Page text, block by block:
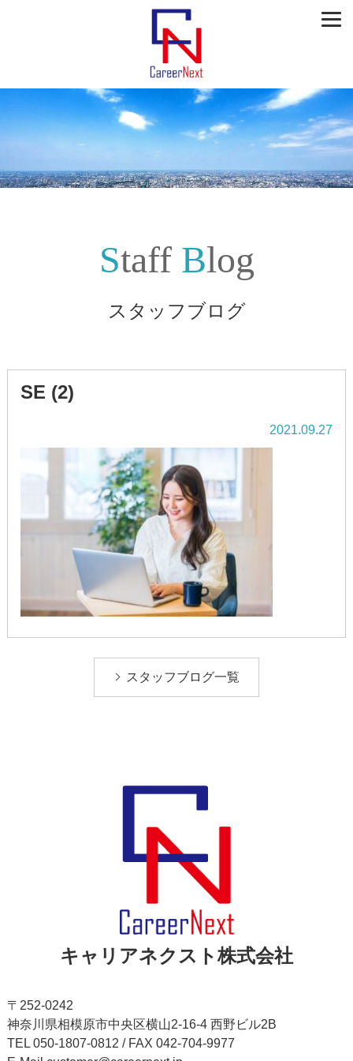
Staff Blog
スタッフブログ
SE (2)
2021.09.27
スタッフブログ一覧
キャリアネクスト株式会社
〒252-0242
神奈川県相模原市中央区横山2-16-4 西野ビル2B
TEL 050-1807-0812 / FAX 042-704-9977